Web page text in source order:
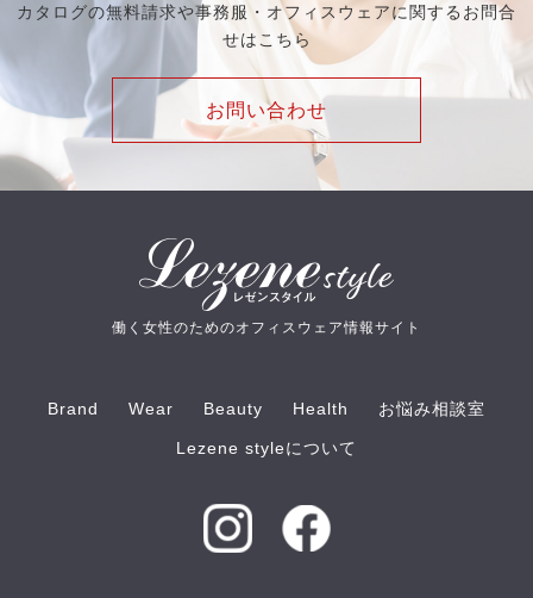
カタログの無料請求や事務服・オフィスウェアに関するお問合
せはこちら
お問い合わせ
働く女性のためのオフィスウェア情報サイト
Brand Wear Beauty Health お悩み相談室
Lezene styleについて